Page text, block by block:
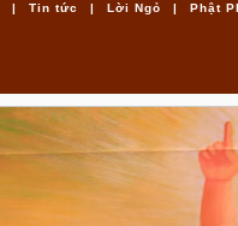
| Tin tức | Lời Ngỏ | Phật